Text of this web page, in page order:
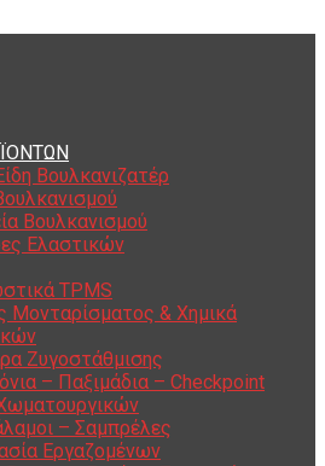
Βουλκανιζατέρ
Βουλκανισμού
Ελαστικών
TPMS
Μονταρίσματος & Χημικά
Ζυγοστάθμισης
– Παξιμάδια – Checkpoint
– Σαμπρέλες
Εργαζομένων